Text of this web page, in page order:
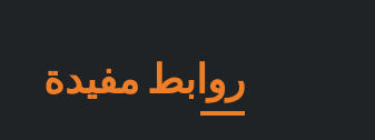
روابط مفيدة